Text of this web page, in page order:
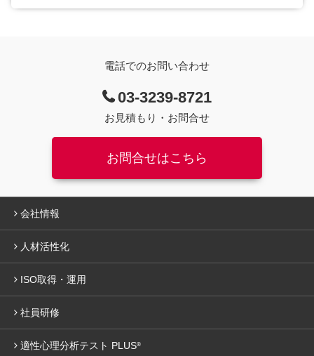
電話でのお問い合わせ
03-3239-8721
お見積もり・お問合せ
お問合せはこちら
会社情報
人材活性化
ISO取得・運用
社員研修
適性心理分析テスト PLUS®